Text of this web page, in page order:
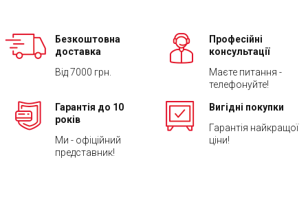
Безкоштовна
доставка
Від 7000 грн.
Професійні
консультації
Маєте питання -
телефонуйте!
Гарантія до 10
років
Ми - офіційний
представник!
Вигідні покупки
Гарантія найкращої
ціни!